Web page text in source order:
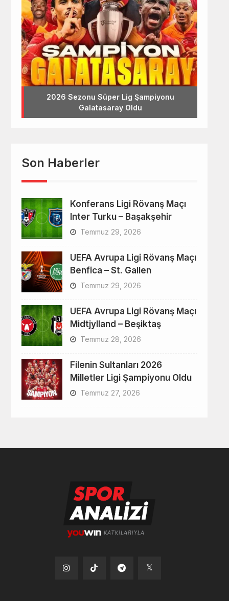
2026 Sezonu Süper Lig Şampiyonu
Galatasaray Oldu
Son Haberler
Konferans Ligi Rövanş Maçı
Inter Turku – Başakşehir
Temmuz 29, 2026
UEFA Avrupa Ligi Rövanş Maçı
Benfica – St. Gallen
Temmuz 29, 2026
UEFA Avrupa Ligi Rövanş Maçı
Midtjylland – Beşiktaş
Temmuz 28, 2026
Filenin Sultanları 2026
Milletler Ligi Şampiyonu Oldu
Temmuz 27, 2026
Tiktok